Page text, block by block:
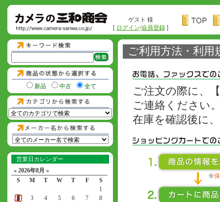
ゲスト 様
[ ログイン/会員登録]
新品 中古 全て
営業日カレンダー
« 2026年8月 »
S
M T W T F
S
1
2
3 4 5 6 7
8
ご利用方法・利用
ご注文の際に、
ご連絡ください
在庫を確認後に
※